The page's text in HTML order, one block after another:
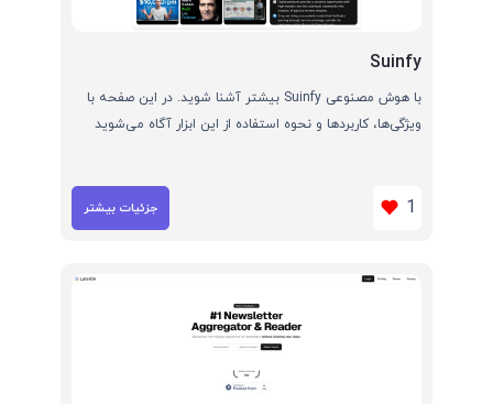
Suinfy
با هوش مصنوعی Suinfy بیشتر آشنا شوید. در این صفحه با
ویژگی‌ها، کاربردها و نحوه استفاده از این ابزار آگاه می‌شوید
1 جزئیات بیشتر